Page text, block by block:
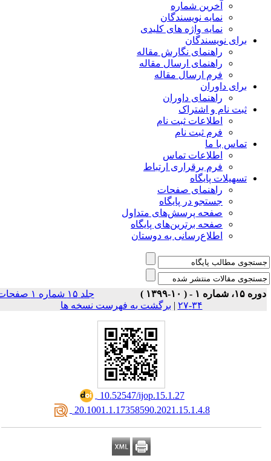
آخرین شماره
نمایه نویسندگان
نمایه واژه های کلیدی
برای نویسندگان
راهنمای نگارش مقاله
راهنمای ارسال مقاله
فرم ارسال مقاله
برای داوران
راهنمای داوران
ثبت نام و اشتراک
اطلاعات ثبت نام
فرم ثبت نام
تماس با ما
اطلاعات تماس
فرم برقراری ارتباط
تسهیلات پایگاه
راهنمای صفحات
جستجو در پایگاه
صفحه پرسش‌های متداول
صفحه برترین‌های پایگاه
اطلاع‌رسانی به دوستان
۱۵، شماره ۱ - ( ۱۰-۱۳۹۹ )
جلد ۱۵ شماره ۱ صفحات
۳۴-۲۷
|برگشت به فهرست نسخه ها
‎ 10.52547/ijop.15.1.27
‎ 20.1001.1.17358590.2021.15.1.4.8